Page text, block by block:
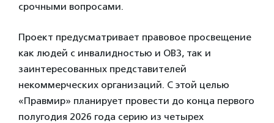
срочными вопросами.
Проект предусматривает правовое просвещение
как людей с инвалидностью и ОВЗ, так и
заинтересованных представителей
некоммерческих организаций. С этой целью
«Правмир» планирует провести до конца первого
полугодия 2026 года серию из четырех